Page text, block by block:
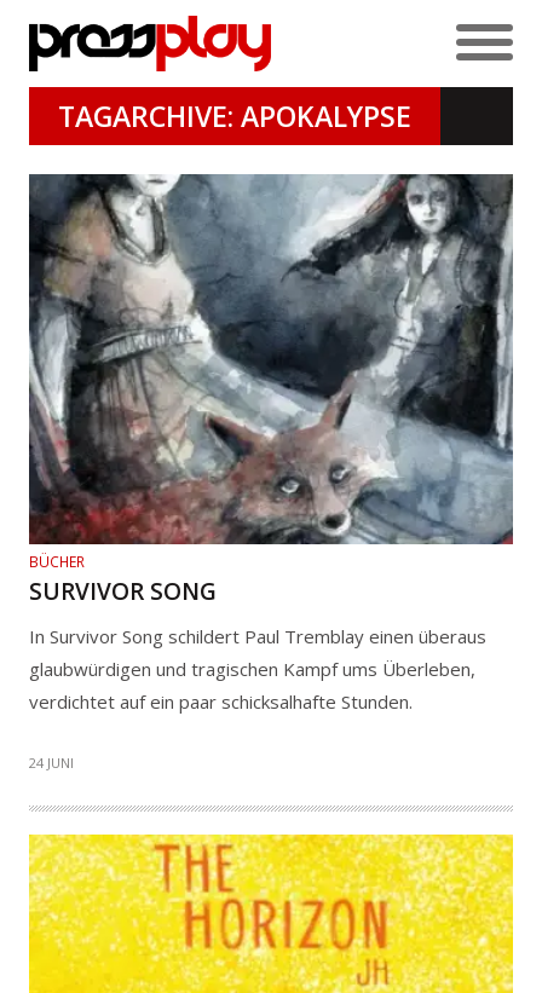
TAGARCHIVE: APOKALYPSE
BÜCHER
SURVIVOR SONG
In Survivor Song schildert Paul Tremblay einen überaus
glaubwürdigen und tragischen Kampf ums Überleben,
verdichtet auf ein paar schicksalhafte Stunden.
24 JUNI